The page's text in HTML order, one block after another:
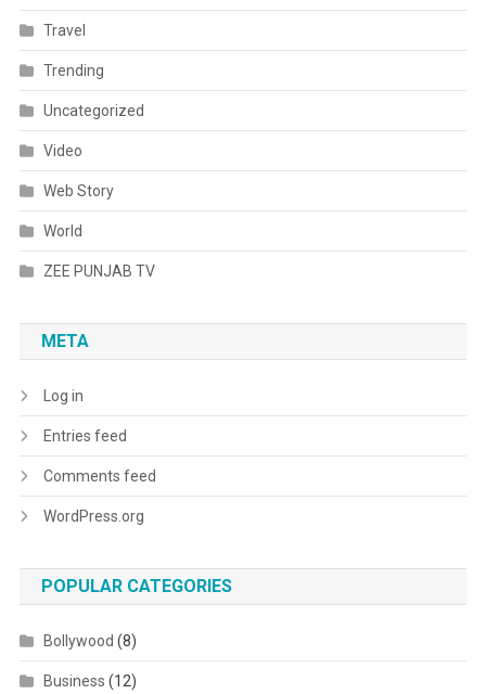
Travel
Trending
Uncategorized
Video
Web Story
World
ZEE PUNJAB TV
META
Log in
Entries feed
Comments feed
WordPress.org
POPULAR CATEGORIES
Bollywood (8)
Business (12)